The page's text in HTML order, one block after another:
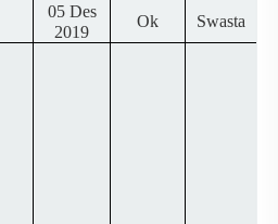
05 Des
2019
Ok Swasta